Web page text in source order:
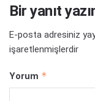
Bir yanıt
E-posta adresiniz
işaretlenmişlerdir
Yorum *